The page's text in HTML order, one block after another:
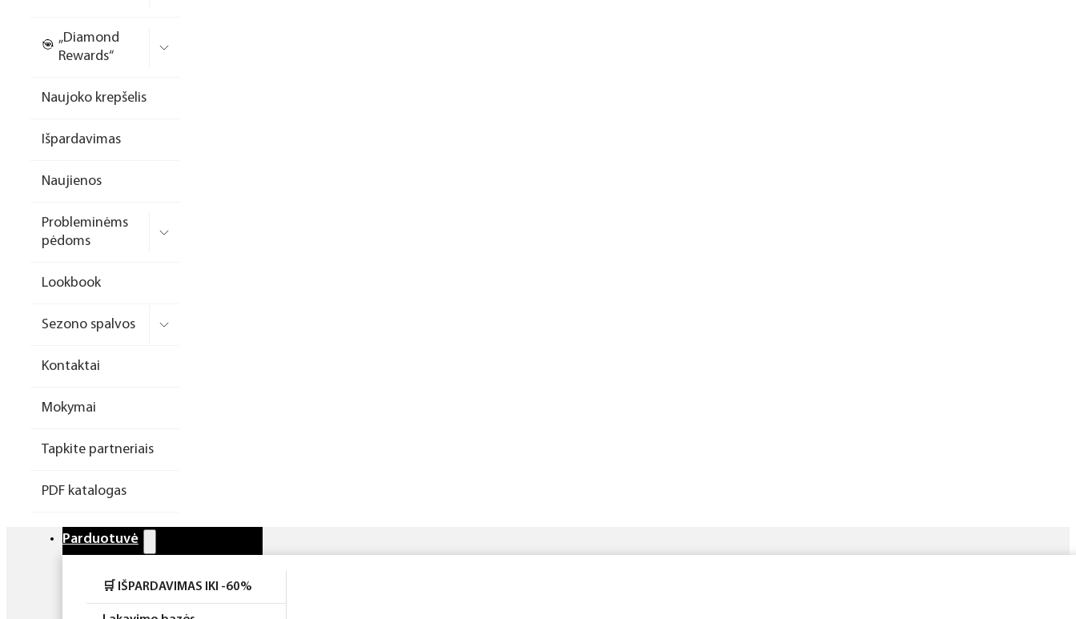
formelės/priedai
Dildės
Įrankiai
Laufwunder pėdų priežiūra
priemonės
Rinkiniai
„Diamond
Rewards“
Naujoko krepšelis
Išpardavimas
Naujienos
Probleminėms
pėdoms
Lookbook
Sezono spalvos
Kontaktai
Mokymai
Tapkite partneriais
PDF katalogas
Parduotuvė
🛒 IŠPARDAVIMAS IKI -60%